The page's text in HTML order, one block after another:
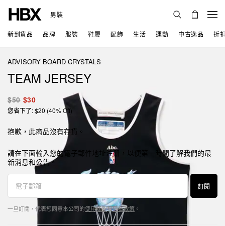
男裝
新到貨品 品牌 服裝 鞋履 配飾 生活 運動 中古逸品 折
ADVISORY BOARD CRYSTALS
TEAM JERSEY
$50 $30
您省下了: $20 (40% Off)
抱歉，此商品沒有存貨。
請在下面輸入您的電子郵件地址注册，以便第一時間了解我們的最
新消息和公告。
訂閱
一旦訂閱，代表您同意本公司的使用條款和隱私政策 。